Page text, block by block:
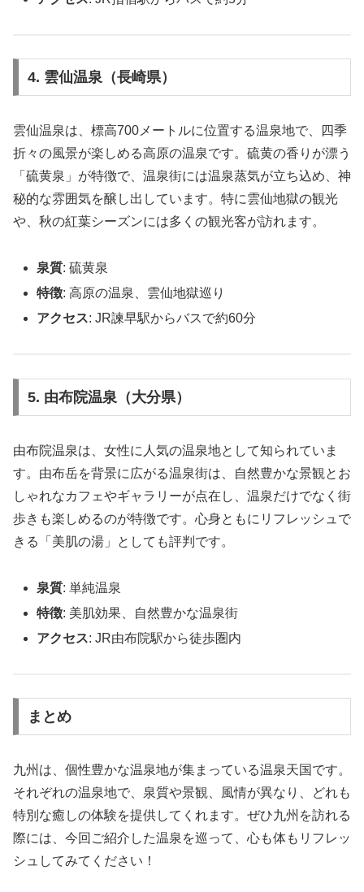
4. 雲仙温泉（長崎県）
雲仙温泉は、標高700メートルに位置する温泉地で、四季
折々の風景が楽しめる高原の温泉です。硫黄の香りが漂う
「硫黄泉」が特徴で、温泉街には温泉蒸気が立ち込め、神
秘的な雰囲気を醸し出しています。特に雲仙地獄の観光
や、秋の紅葉シーズンには多くの観光客が訪れます。
泉質: 硫黄泉
特徴: 高原の温泉、雲仙地獄巡り
アクセス: JR諫早駅からバスで約60分
5. 由布院温泉（大分県）
由布院温泉は、女性に人気の温泉地として知られていま
す。由布岳を背景に広がる温泉街は、自然豊かな景観とお
しゃれなカフェやギャラリーが点在し、温泉だけでなく街
歩きも楽しめるのが特徴です。心身ともにリフレッシュで
きる「美肌の湯」としても評判です。
泉質: 単純温泉
特徴: 美肌効果、自然豊かな温泉街
アクセス: JR由布院駅から徒歩圏内
まとめ
九州は、個性豊かな温泉地が集まっている温泉天国です。
それぞれの温泉地で、泉質や景観、風情が異なり、どれも
特別な癒しの体験を提供してくれます。ぜひ九州を訪れる
際には、今回ご紹介した温泉を巡って、心も体もリフレッ
シュしてみてください！